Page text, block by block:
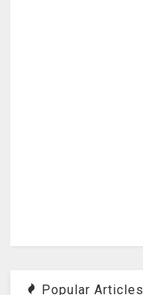
Popular Articles